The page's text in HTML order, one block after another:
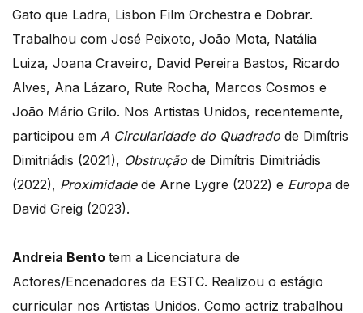
Gato que Ladra, Lisbon Film Orchestra e Dobrar.
Trabalhou com José Peixoto, João Mota, Natália
Luiza, Joana Craveiro, David Pereira Bastos, Ricardo
Alves, Ana Lázaro, Rute Rocha, Marcos Cosmos e
João Mário Grilo. Nos Artistas Unidos, recentemente,
participou em A Circularidade do Quadrado de Dimítris
Dimitriádis (2021), Obstrução de Dimítris Dimitriádis
(2022), Proximidadede Arne Lygre (2022) e Europade
David Greig (2023).
Andreia Bento tem a Licenciatura de
Actores/Encenadores da ESTC. Realizou o estágio
curricular nos Artistas Unidos. Como actriz trabalhou